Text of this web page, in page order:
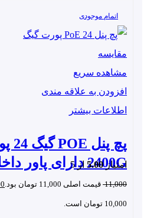
PatchPanel poeland
اتمام موجودی
مقایسه
مشاهده سریع
افزودن به علاقه مندی
اطلاعات بیشتر
2400G دارای پاور داخلی
امتیاز5.00از 5
11,000 قیمت اصلی 11,000 تومان بود. 10,000
10,000 تومان است.